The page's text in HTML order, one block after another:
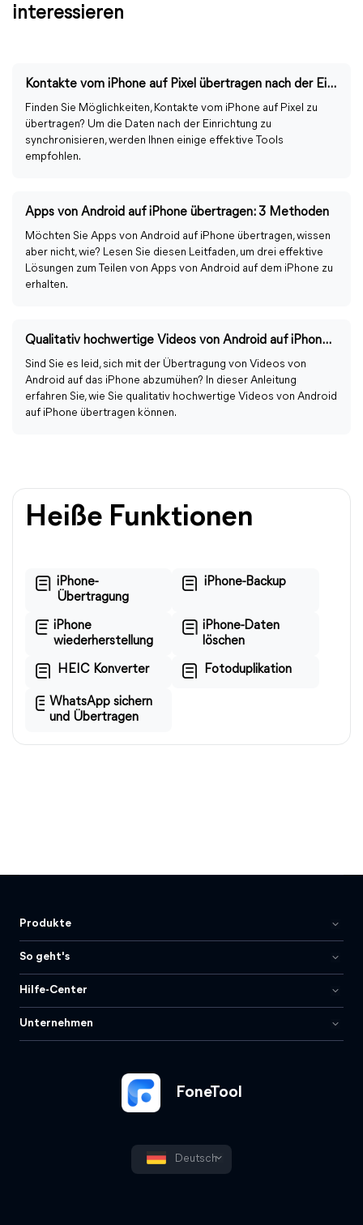
interessieren
Kontakte vom iPhone auf Pixel übertragen nach der Einrichtung
Finden Sie Möglichkeiten, Kontakte vom iPhone auf Pixel zu
übertragen? Um die Daten nach der Einrichtung zu
synchronisieren, werden Ihnen einige effektive Tools
empfohlen.
Apps von Android auf iPhone übertragen: 3 Methoden
Möchten Sie Apps von Android auf iPhone übertragen, wissen
aber nicht, wie? Lesen Sie diesen Leitfaden, um drei effektive
Lösungen zum Teilen von Apps von Android auf dem iPhone zu
erhalten.
Qualitativ hochwertige Videos von Android auf iPhone übertragen
Sind Sie es leid, sich mit der Übertragung von Videos von
Android auf das iPhone abzumühen? In dieser Anleitung
erfahren Sie, wie Sie qualitativ hochwertige Videos von Android
auf iPhone übertragen können.
Heiße Funktionen
iPhone-
Übertragung
iPhone-Backup
iPhone
wiederherstellung
iPhone-Daten
löschen
HEIC Konverter Fotoduplikation
WhatsApp sichern
und Übertragen
FoneTool
Deutsch
Produkte
So geht's
Hilfe-Center
Unternehmen